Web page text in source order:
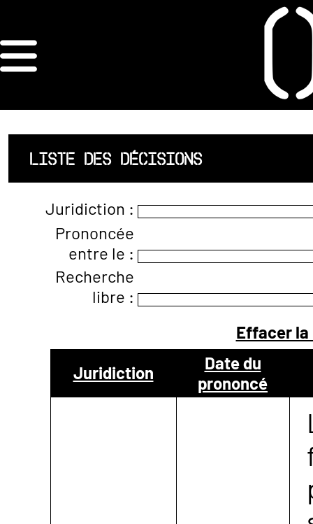
ORDRE DES
ARCHITECTES
ACCUEIL
LISTE DES
ARCHITECTES
JURISPRUDENCE
ANNEXE 4 CODT
CONTACTER
LISTE DES DÉCISIONS
Juridiction :
Prononcée
entre le :
Recherche
libre :
Effacer
Juridiction
Date du
prononcé